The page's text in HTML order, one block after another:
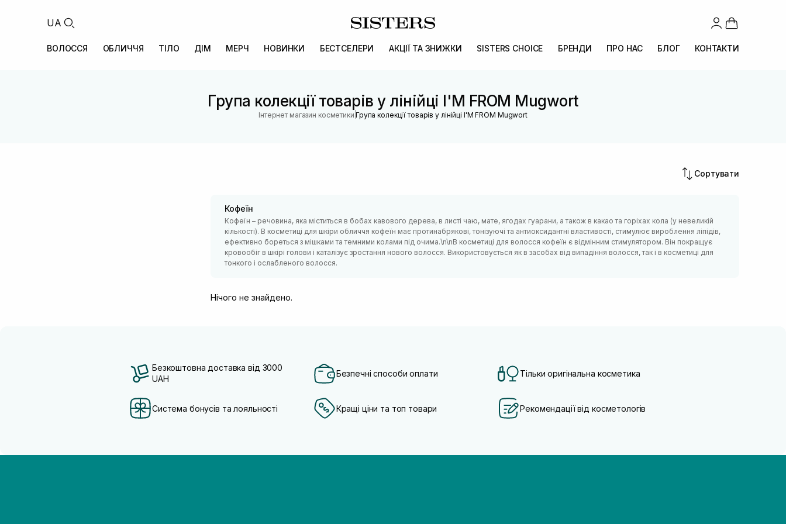
UA
ВОЛОССЯ ОБЛИЧЧЯ ТІЛО ДІМ МЕРЧ НОВИНКИ БЕСТСЕЛЕРИ АКЦІЇ ТА ЗНИЖКИ SISTERS CHOICE БРЕНДИ ПРО НАС БЛОГ КОНТАКТИ
Група колекції товарів у лінійці I'M FROM Mugwort
Інтернет магазин косметики |Група колекції товарів у лінійці I'M FROM Mugwort
Сортувати
Кофеїн
Кофеїн – речовина, яка міститься в бобах кавового дерева, в листі чаю, мате, ягодах гуарани, а також в какао та горіхах кола (у невеликій
кількості). В косметиці для шкіри обличчя кофеїн має протинабрякові, тонізуючі та антиоксидантні властивості, стимулює вироблення ліпідів,
ефективно бореться з мішками та темними колами під очима.\n\nВ косметиці для волосся кофеїн є відмінним стимулятором. Він покращує
кровообіг в шкірі голови і каталізує зростання нового волосся. Використовується як в засобах від випадіння волосся, так і в косметиці для
тонкого і ослабленого волосся.
Нічого не знайдено.
Безкоштовна доставка від 3000
UAH
Безпечні способи оплати Тільки оригінальна косметика
Система бонусів та лояльності Кращі ціни та топ товари Рекомендації від косметологів